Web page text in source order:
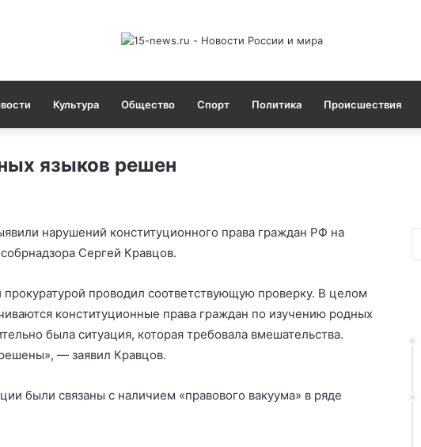
Культура Общество Спорт Политика Происшествия
языков решен
нарушений конституционного права граждан РФ на
Сергей Кравцов.
проводил соответствующую проверку. В целом
конституционные права граждан по изучению родных
была ситуация, которая требовала вмешательства.
— заявил Кравцов.
были связаны с наличием «правового вакуума» в ряде